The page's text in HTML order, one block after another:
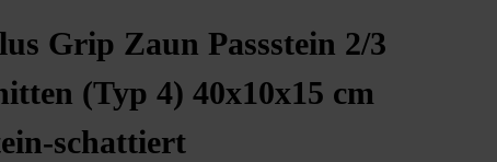
Grip Zaun Passstein 2/3
(Typ 4) 40x10x15 cm
schattiert